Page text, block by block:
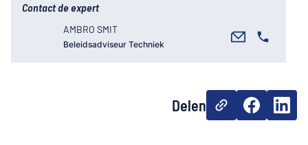
Contact de expert
AMBRO SMIT
Beleidsadviseur Techniek
Delen